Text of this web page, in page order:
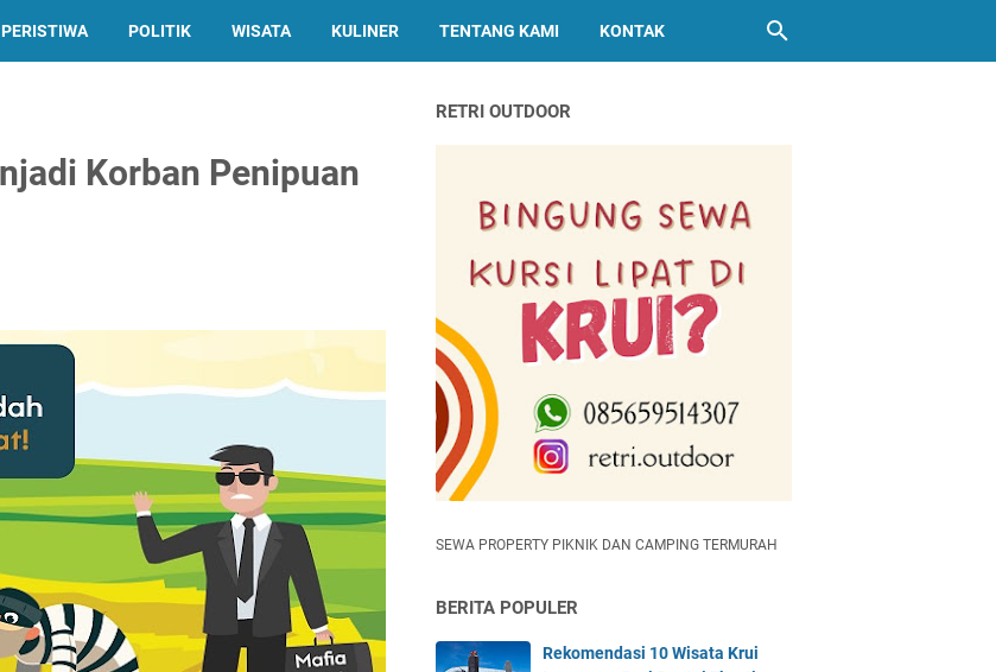
PERISTIWA POLITIK WISATA KULINER TENTANG KAMI KONTAK
Korban Penipuan
RETRI OUTDOOR
SEWA PROPERTY PIKNIK DAN CAMPING TERMURAH
BERITA POPULER
Rekomendasi 10 Wisata Krui